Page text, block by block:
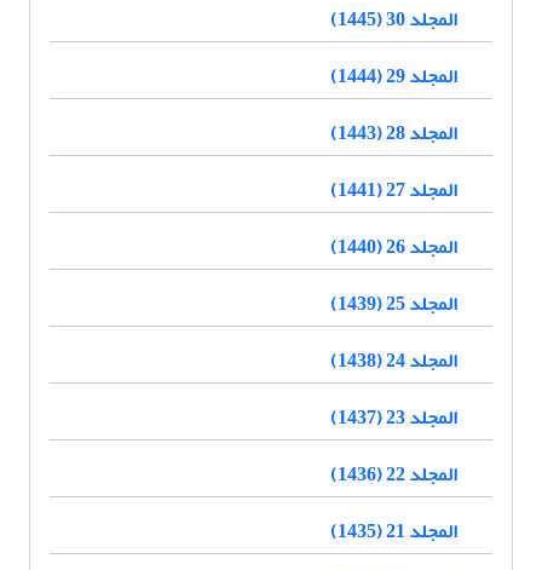
المجلد 30 (1445)
المجلد 29 (1444)
المجلد 28 (1443)
المجلد 27 (1441)
المجلد 26 (1440)
المجلد 25 (1439)
المجلد 24 (1438)
المجلد 23 (1437)
المجلد 22 (1436)
المجلد 21 (1435)